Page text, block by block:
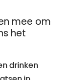
mee om
het
drinken